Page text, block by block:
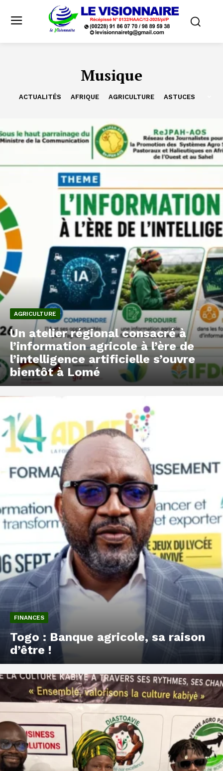
Musique
ACTUALITÉS AFRIQUE AGRICULTURE ASTUCES
AGRICULTURE
Un atelier régional consacré à
l’information agricole à l’ère de
l’intelligence artificielle s’ouvre
bientôt à Lomé
FINANCES
Togo : Banque agricole, sa raison
d’être !